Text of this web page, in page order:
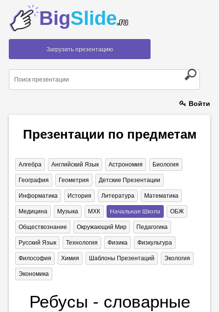
BigSlide.ru
Загрузить презентацию
Войти
Презентации по предметам
Алгебра Английский Язык Астрономия Биология
География Геометрия Детские Презентации
Информатика История Литература Математика
Медицина Музыка МХК Начальная Школа ОБЖ
Обществознание Окружающий Мир Педагогика
Русский Язык Технология Физика Физкультура
Философия Химия Шаблоны Презентаций Экология
Экономика
Ребусы - словарные